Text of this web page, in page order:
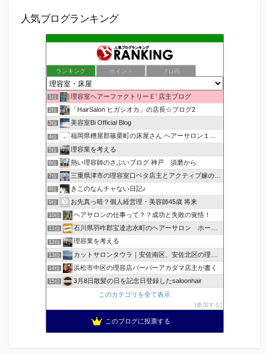
人気ブログランキング
ランキング ポイント ブロ画
1位 理容室ヘアーファクトリーＥ’ 店主ブログ
2位 「HairSalon ヒガシオカ」の店長☆ブログ2
3位 美容室Bi Official Blog
4位 福岡県糟屋郡篠栗町の床屋さん ヘアーサロン１２３公式ブログ
5位 理容業を考える
6位 熱い理容師のさぶいブログ 神戸 須磨から
7位 三重県津市の理容室口ベタ店主とアクティブ嫁のblog
8位 きこのなんチャない日記♪
9位 お先真っ暗？個人経営理・美容師45歳 将来
10位 ヘアサロンの仕事って？？成功と失敗の覚悟！
11位 石川県羽咋郡宝達志水町のヘアーサロン ホープヘアーズ
12位 理容業を考える
13位 カットサロンタウラ｜安佐南区、安佐北区の理美容院
14位 浜松市中区の理容店バーバーアカダマ店主が書く
15位
3月8日散髪の日を記念日登録したsaloonhair
このカテゴリを全て表示
参加する
このブログに投票する